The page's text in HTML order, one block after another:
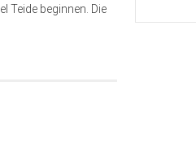
Teide beginnen. Die